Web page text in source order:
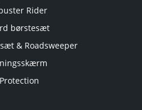
Rider
børstesæt
& Roadsweeper